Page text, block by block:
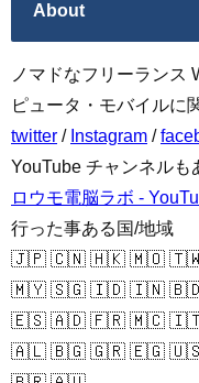
About
ノマドなフリーランス
ピュータ・モバイルに
twitter / Instagram /
YouTube チャンネルも
ロウモ電脳ラボ -
行った事ある国/地域
🇯🇵 🇨🇳 🇭🇰 🇲🇴
🇲🇾 🇸🇬 🇮🇩 🇮🇳
🇪🇸 🇦🇩 🇫🇷 🇲🇨
🇦🇱 🇧🇬 🇬🇷 🇪🇬